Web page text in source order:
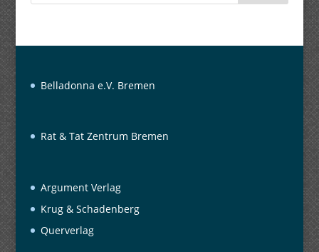
Belladonna e.V. Bremen
Rat & Tat Zentrum Bremen
Argument Verlag
Krug & Schadenberg
Querverlag